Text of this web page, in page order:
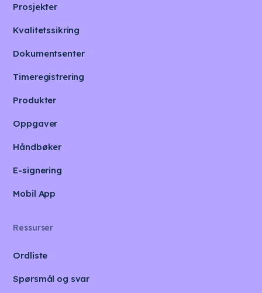
Prosjekter
Kvalitetssikring
Dokumentsenter
Timeregistrering
Produkter
Oppgaver
Håndbøker
E-signering
Mobil App
Ressurser
Ordliste
Spørsmål og svar